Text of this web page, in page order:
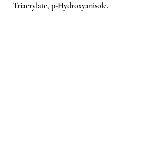
Triacrylate, p-Hydroxyanisole.